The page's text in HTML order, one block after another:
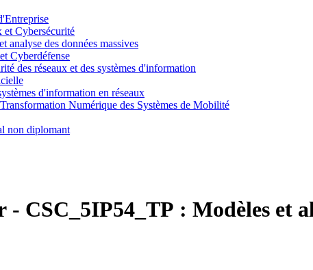
Cybersécurité
des données massives
Cyberdéfense
des réseaux et des systèmes d'information
d'information en réseaux
Numérique des Systèmes de Mobilité
non diplomant
- CSC_5IP54_TP : Modèles et